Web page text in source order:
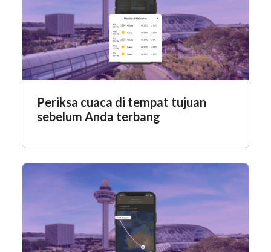
Periksa cuaca di tempat tujuan
sebelum Anda terbang